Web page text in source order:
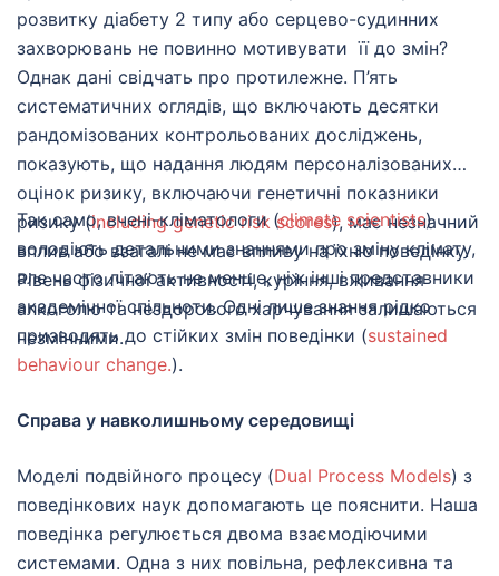
Поєднуйте клінічні рекомендації та кількісні
показники з історіями пацієнтів, спостереженнями
персоналу, який працює безпосередньо з
пацієнтами та знаннями громад. Різні джерела
доказів у сукупності дають більш точне уявлення
про те, що і для кого працює в реальних умовах
надання медичної допомоги.
Перекладач:Ольга Габелкова
розвитку діабету 2 типу або серцево-судинних
захворювань не повинно мотивувати її до змін?
Однак дані свідчать про протилежне. П’ять
систематичних оглядів, що включають десятки
рандомізованих контрольованих досліджень,
показують, що надання людям персоналізованих
оцінок ризику, включаючи генетичні показники
ризику (including genetic risk scores), має незначний
вплив або взагалі не має впливу на їхню поведінку.
Рівень фізичної активності, куріння, вживання
алкоголю та нездорового харчування залишаються
незмінними.
Так само, вчені-кліматологи (climate scientists)
володіють детальними знаннями про зміну клімату,
але часто літають не менше, ніж інші представники
академічної спільноти. Одні лише знання рідко
призводять до стійких змін поведінки (sustained
behaviour change.).
Справа у навколишньому середовищі
Моделі подвійного процесу (Dual Process Models) з
поведінкових наук допомагають це пояснити. Наша
поведінка регулюється двома взаємодіючими
системами. Одна з них повільна, рефлексивна та